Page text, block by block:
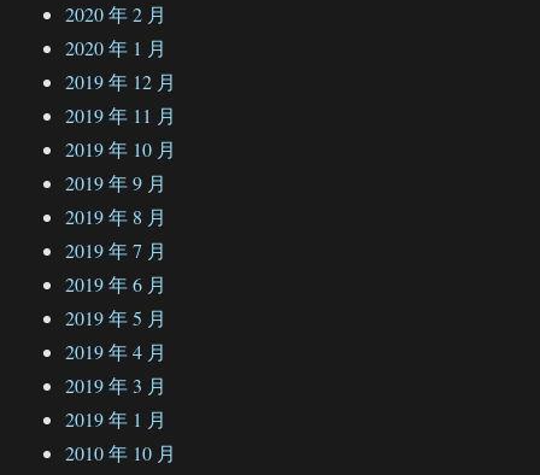
2020 年 2 月
2020 年 1 月
2019 年 12 月
2019 年 11 月
2019 年 10 月
2019 年 9 月
2019 年 8 月
2019 年 7 月
2019 年 6 月
2019 年 5 月
2019 年 4 月
2019 年 3 月
2019 年 1 月
2010 年 10 月